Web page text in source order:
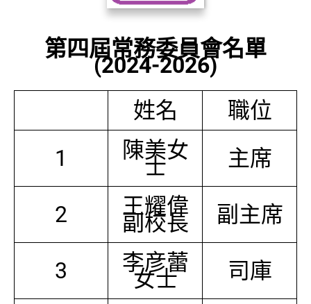
第四屆常務委員會名單
(2024-2026)
姓名
職位
1
陳美女
士 主席
2 王耀偉
副校長 副主席
3 李彦蕾
女士 司庫